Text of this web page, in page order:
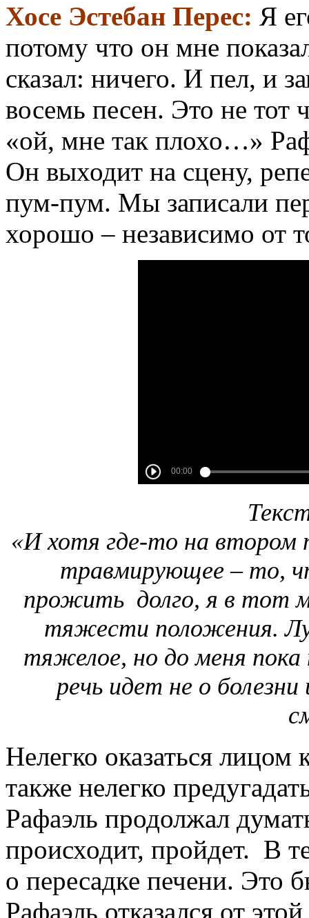
Хосе Эстебан Перес: Я
потому что он мне
сказал: ничего. И пел, и
восемь песен. Это не
«ой, мне так плохо…»
Он выходит на сцену,
пум-пум. Мы записали
хорошо – независимо от
«И хотя где-то на втором
травмирующее – то,
прожить долго, я в тот
тяжести положения.
тяжелое, но до меня
речь идет не о
Нелегко оказаться
также нелегко
Рафаэль продолжал
происходит, пройдет. В
о пересадке печени. Это
Рафаэль отказался от